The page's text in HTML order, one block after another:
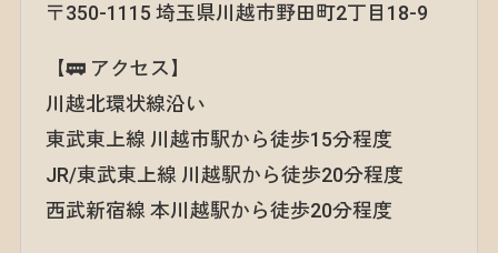
〒350-1115 埼玉県川越市野田町2丁目18-9
【🚃 アクセス】
川越北環状線沿い
東武東上線 川越市駅から徒歩15分程度
JR/東武東上線 川越駅から徒歩20分程度
西武新宿線 本川越駅から徒歩20分程度